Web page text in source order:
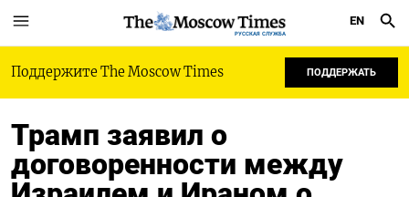
РУССКАЯ СЛУЖБА
EN
Поддержите The Moscow Times ПОДДЕРЖАТЬ
Трамп заявил о
договоренности между